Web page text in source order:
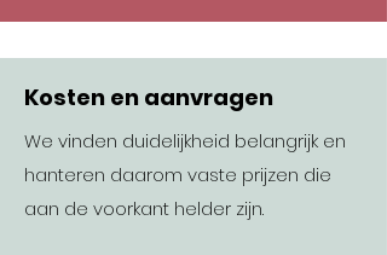
Kosten en aanvragen
We vinden duidelijkheid belangrijk en
hanteren daarom vaste prijzen die
aan de voorkant helder zijn.